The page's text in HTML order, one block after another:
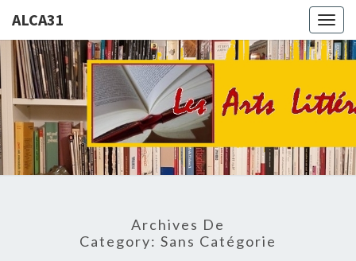
ALCA31
ALCA31
La
Culture
: Un
Loisir
Archives De
Category: Sans Catégorie